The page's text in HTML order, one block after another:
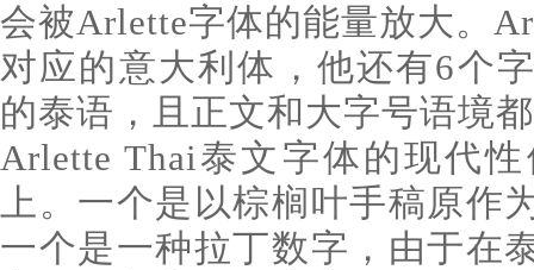
会被Arlette字体的能量放大。
对应的意大利体，他还有6个
的泰语，且正文和大字号语境
Arlette Thai泰文字体的现代
上。一个是以棕榈叶手稿原作
一个是一种拉丁数字，由于在